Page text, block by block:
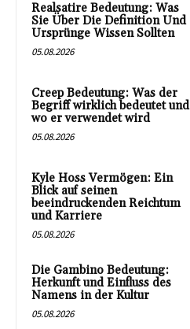
Realsatire Bedeutung: Was
Sie Über Die Definition Und
Ursprünge Wissen Sollten
05.08.2026
Creep Bedeutung: Was der
Begriff wirklich bedeutet und
wo er verwendet wird
05.08.2026
Kyle Hoss Vermögen: Ein
Blick auf seinen
beeindruckenden Reichtum
und Karriere
05.08.2026
Die Gambino Bedeutung:
Herkunft und Einfluss des
Namens in der Kultur
05.08.2026